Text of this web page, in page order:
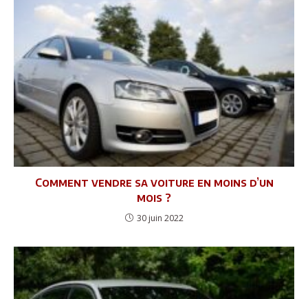
Comment vendre sa voiture en moins d’un
mois ?
30 juin 2022